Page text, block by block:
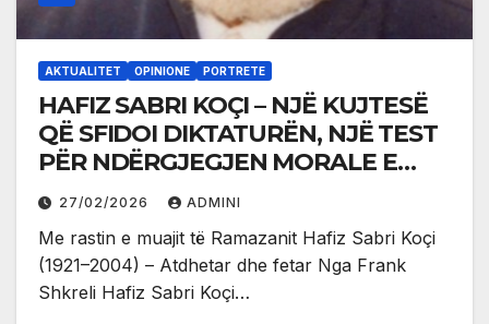
AKTUALITET OPINIONE PORTRETE
HAFIZ SABRI KOÇI – NJË KUJTESË
QË SFIDOI DIKTATURËN, NJË TEST
PËR NDËRGJEGJEN MORALE E
POLITIKE TË SHQIPTARËVE SOT
27/02/2026 ADMINI
Me rastin e muajit të Ramazanit Hafiz Sabri Koçi
(1921–2004) – Atdhetar dhe fetar Nga Frank
Shkreli Hafiz Sabri Koçi…